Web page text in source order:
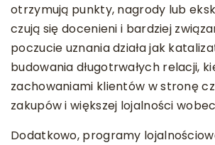
otrzymują punkty, nagrody lub
czują się docenieni i bardziej
poczucie uznania działa jak
budowania długotrwałych relacji,
zachowaniami klientów w stronę
zakupów i większej lojalności
Dodatkowo, programy